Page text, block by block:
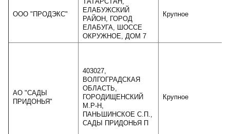
ООО "ПРОДЭКС"
ЕЛАБУЖСКИЙ
РАЙОН, ГОРОД
ЕЛАБУГА, ШОССЕ
ОКРУЖНОЕ, ДОМ 7
Крупное
АО "САДЫ
ПРИДОНЬЯ"
403027,
ВОЛГОГРАДСКАЯ
ОБЛАСТЬ,
ГОРОДИЩЕНСКИЙ
М.Р-Н,
ПАНЬШИНСКОЕ С.П.,
САДЫ ПРИДОНЬЯ П
Крупное